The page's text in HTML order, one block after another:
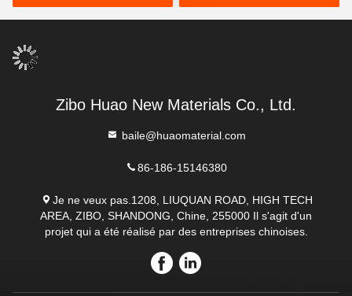
Zibo Huao New Materials Co., Ltd.
baile@huaomaterial.com
86-186-15146380
Je ne veux pas.1208, LIUQUAN ROAD, HIGH TECH
AREA, ZIBO, SHANDONG, Chine, 255000 Il s'agit d'un
projet qui a été réalisé par des entreprises chinoises.